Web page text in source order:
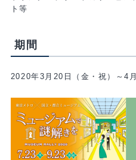
ト等
期間
2020年3月20日（金・祝）～4